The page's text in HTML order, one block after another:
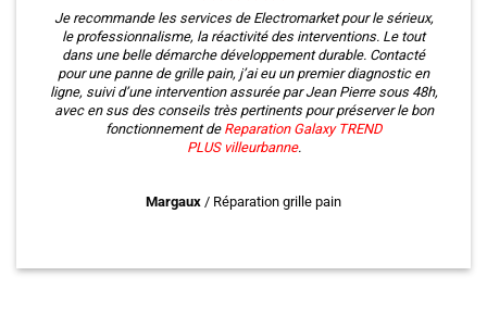
Je recommande les services de Electromarket pour le sérieux,
le professionnalisme, la réactivité des interventions. Le tout
dans une belle démarche développement durable. Contacté
pour une panne de grille pain, j’ai eu un premier diagnostic en
ligne, suivi d’une intervention assurée par Jean Pierre sous 48h,
avec en sus des conseils très pertinents pour préserver le bon
fonctionnement de Reparation Galaxy TREND
PLUSvilleurbanne.
Margaux / Réparation grille pain